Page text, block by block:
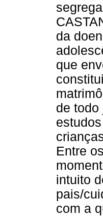
da
que
de todo
Entre
intuito
pais/
com a